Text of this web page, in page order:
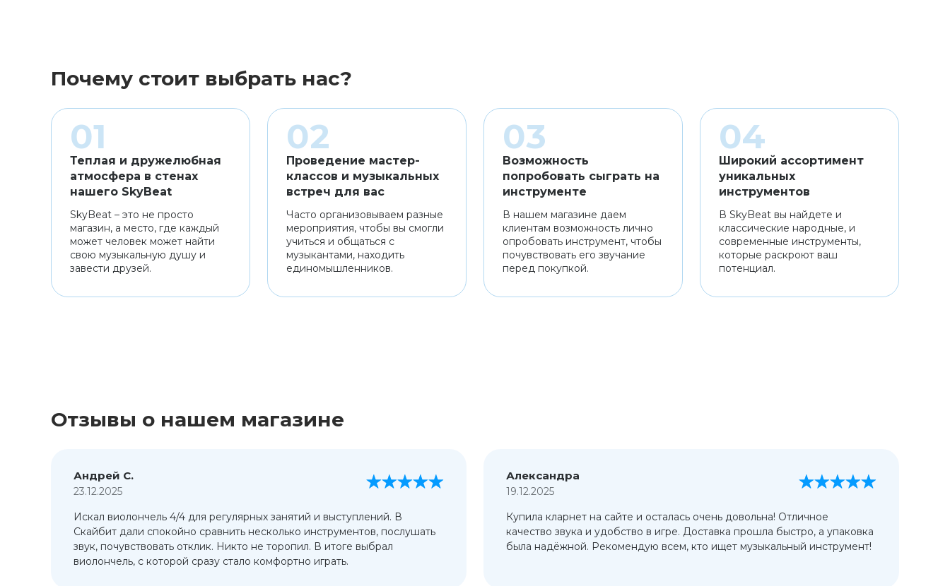
Почему стоит выбрать нас?
Теплая и дружелюбная
атмосфера в стенах
нашего SkyBeat
SkyBeat – это не просто
магазин, а место, где каждый
может человек может найти
свою музыкальную душу и
завести друзей.
Проведение мастер-
классов и музыкальных
встреч для вас
Часто организовываем разные
мероприятия, чтобы вы смогли
учиться и общаться с
музыкантами, находить
единомышленников.
Возможность
попробовать сыграть на
инструменте
В нашем магазине даем
клиентам возможность лично
опробовать инструмент, чтобы
почувствовать его звучание
перед покупкой.
Широкий ассортимент
уникальных
инструментов
В SkyBeat вы найдете и
классические народные, и
современные инструменты,
которые раскроют ваш
потенциал.
Отзывы о нашем магазине
Андрей С.
23.12.2025
Искал виолончель 4/4 для регулярных занятий и выступлений. В
Скайбит дали спокойно сравнить несколько инструментов, послушать
звук, почувствовать отклик. Никто не торопил. В итоге выбрал
виолончель, с которой сразу стало комфортно играть.
Александра
19.12.2025
Купила кларнет на сайте и осталась очень довольна! Отличное
качество звука и удобство в игре. Доставка прошла быстро, а упаковка
была надёжной. Рекомендую всем, кто ищет музыкальный инструмент!